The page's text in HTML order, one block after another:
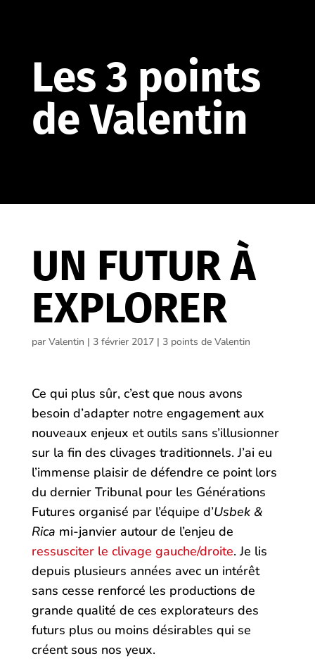
Les 3 points
de Valentin
UN FUTUR À
EXPLORER
par Valentin | 3 février 2017| 3 points de Valentin
Ce qui plus sûr, c’est que nous avons
besoin d’adapter notre engagement aux
nouveaux enjeux et outils sans s’illusionner
sur la fin des clivages traditionnels. J’ai eu
l’immense plaisir de défendre ce point lors
du dernier Tribunal pour les Générations
Futures organisé par l’équipe d’Usbek &
Rica mi-janvier autour de l’enjeu de
ressusciter le clivage gauche/droite. Je lis
depuis plusieurs années avec un intérêt
sans cesse renforcé les productions de
grande qualité de ces explorateurs des
futurs plus ou moins désirables qui se
créent sous nos yeux.